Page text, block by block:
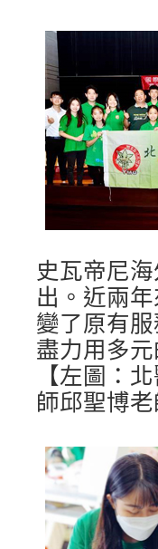
史瓦帝尼
出。近兩
變了原有
盡力用多
【左圖：
師邱聖博老